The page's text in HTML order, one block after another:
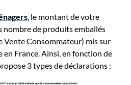
, le montant de votre
de produits emballés
Vente Consommateur) mis sur
en France. Ainsi, en fonction de
3 types de déclarations :